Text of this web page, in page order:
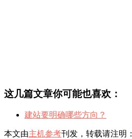
这几篇文章你可能也喜欢：
建站要明确哪些方向？
本文由主机参考刊发，转载请注明：